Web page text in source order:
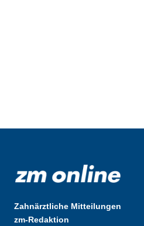
Zahnärztliche Mitteilungen
zm-Redaktion